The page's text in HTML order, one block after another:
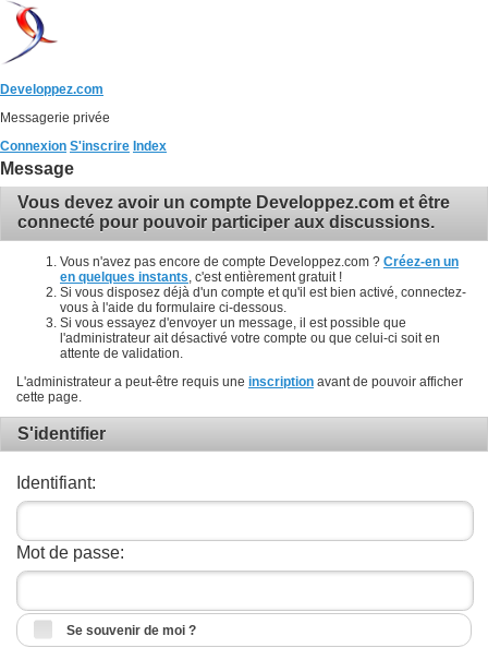
Developpez.com
Messagerie privée
Connexion S'inscrire Index
Message
Vous devez avoir un compte Developpez.com et être
connecté pour pouvoir participer aux discussions.
Vous n'avez pas encore de compte Developpez.com ? Créez-en un
en quelques instants , c'est entièrement gratuit !
Si vous disposez déjà d'un compte et qu'il est bien activé, connectez-
vous à l'aide du formulaire ci-dessous.
Si vous essayez d'envoyer un message, il est possible que
l'administrateur ait désactivé votre compte ou que celui-ci soit en
attente de validation.
L'administrateur a peut-être requis une inscription avant de pouvoir afficher
cette page.
S'identifier
Identifiant:
Mot de passe:
Se souvenir de moi ?